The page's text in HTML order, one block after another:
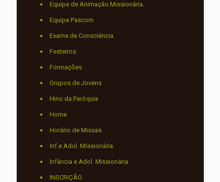
Equipe de Animação Missionária.
Equipe Pascom
Exame de Consciência
Festeiros
Formações
Grupos de Jovens
Hino da Paróquia
Home
Horário de Missas
Inf.e Adol. Missionária.
Infância e Adol. Missionária
INSCRIÇÃO